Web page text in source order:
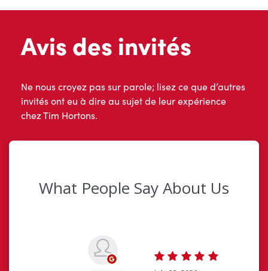
Avis des invités
Ne nous croyez pas sur parole; lisez ce que d’autres
invités ont eu à dire au sujet de leur expérience
chez Tim Hortons.